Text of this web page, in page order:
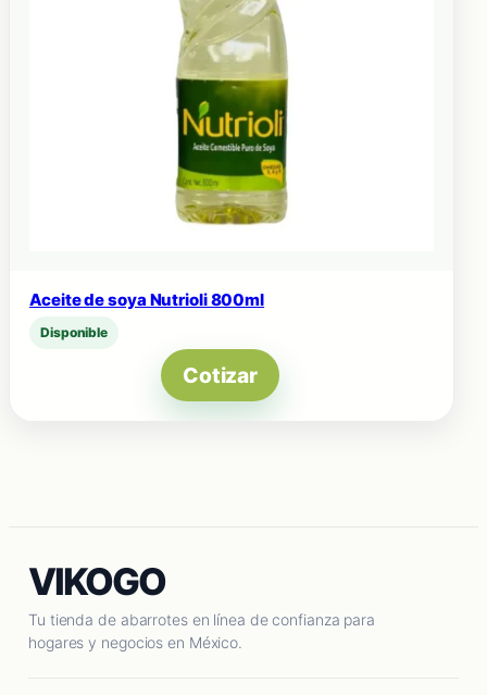
Aceite de soya Nutrioli 800ml
Disponible
Cotizar
VIKOGO
Tu tienda de abarrotes en línea de confianza para
hogares y negocios en México.